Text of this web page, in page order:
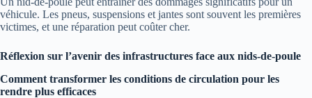
véhicule. Les pneus, suspensions et jantes sont souvent les premières
victimes, et une réparation peut coûter cher.
Réflexion sur l’avenir des infrastructures face aux nids-de-poule
Comment transformer les conditions de circulation pour les
rendre plus efficaces